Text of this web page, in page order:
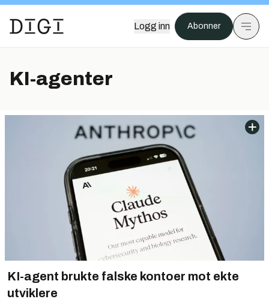
Logg inn Abonner
KI-agenter
KI-agent brukte falske kontoer mot ekte
utviklere